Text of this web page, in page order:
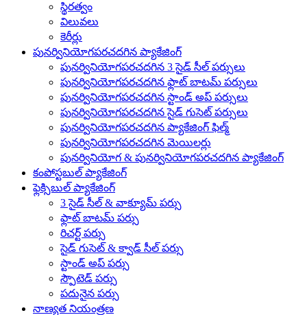
స్థిరత్వం
విలువలు
కెరీర్లు
పునర్వినియోగపరచదగిన ప్యాకేజింగ్
పునర్వినియోగపరచదగిన 3 సైడ్ సీల్ పర్సులు
పునర్వినియోగపరచదగిన ఫ్లాట్ బాటమ్ పర్సులు
పునర్వినియోగపరచదగిన స్టాండ్ అప్ పర్సులు
పునర్వినియోగపరచదగిన సైడ్ గుసెట్ పర్సులు
పునర్వినియోగపరచదగిన ప్యాకేజింగ్ ఫిల్మ్
పునర్వినియోగపరచదగిన మెయిలర్లు
పునర్వినియోగ & పునర్వినియోగపరచదగిన ప్యాకేజింగ్
కంపోస్టబుల్ ప్యాకేజింగ్
ఫ్లెక్సిబుల్ ప్యాకేజింగ్
3 సైడ్ సీల్ & వాక్యూమ్ పర్సు
ఫ్లాట్ బాటమ్ పర్సు
రిచర్ట్ పర్సు
సైడ్ గుసెట్ & క్వాడ్ సీల్ పర్సు
స్టాండ్ అప్ పర్సు
స్పౌటెడ్ పర్సు
పదునైన పర్సు
నాణ్యత నియంత్రణ